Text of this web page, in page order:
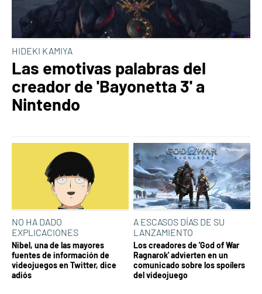
HIDEKI KAMIYA
Las emotivas palabras del
creador de 'Bayonetta 3' a
Nintendo
NO HA DADO
EXPLICACIONES
Nibel, una de las mayores
fuentes de información de
videojuegos en Twitter, dice
adiós
A ESCASOS DÍAS DE SU
LANZAMIENTO
Los creadores de 'God of War
Ragnarok' advierten en un
comunicado sobre los spoílers
del videojuego